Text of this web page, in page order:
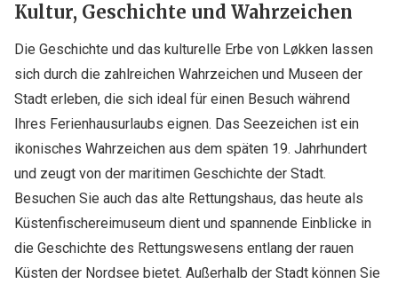
Kultur, Geschichte und Wahrzeichen
Die Geschichte und das kulturelle Erbe von Løkken lassen
sich durch die zahlreichen Wahrzeichen und Museen der
Stadt erleben, die sich ideal für einen Besuch während
Ihres Ferienhausurlaubs eignen. Das Seezeichen ist ein
ikonisches Wahrzeichen aus dem späten 19. Jahrhundert
und zeugt von der maritimen Geschichte der Stadt.
Besuchen Sie auch das alte Rettungshaus, das heute als
Küstenfischereimuseum dient und spannende Einblicke in
die Geschichte des Rettungswesens entlang der rauen
Küsten der Nordsee bietet. Außerhalb der Stadt können Sie